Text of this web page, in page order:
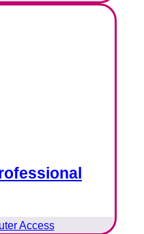
Access